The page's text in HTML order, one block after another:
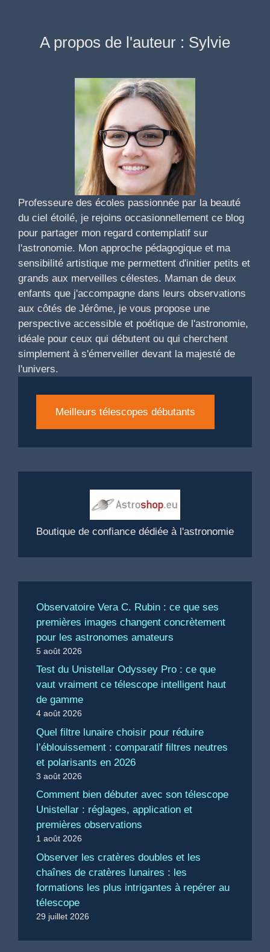
A propos de l'auteur : Sylvie
Professeure des écoles passionnée par la beauté
du ciel étoilé, je rejoins occasionnellement ce blog
pour partager mon regard contemplatif sur
l'astronomie. Mon approche pédagogique et ma
sensibilité artistique me permettent d'initier petits et
grands aux merveilles célestes. Maman de deux
enfants que j'accompagne dans leurs observations
aux côtés de Jérôme, je vous propose une
perspective accessible et poétique de l'astronomie,
idéale pour ceux qui débutent ou qui cherchent
simplement à s'émerveiller devant la majesté de
l'univers.
Meilleurs télescopes débutants
Boutique de confiance dédiée à l'astronomie
Observatoire Vera C. Rubin : ce que ses
premières images changent concrètement
pour les astronomes amateurs
5 août 2026
Test du Unistellar Odyssey Pro : ce que
vaut vraiment ce télescope intelligent haut
de gamme
4 août 2026
Quel filtre lunaire choisir pour réduire
l’éblouissement : comparatif filtres neutres
et polarisants en 2026
3 août 2026
Comment bien débuter avec son télescope
Unistellar : réglages, application et
premières observations
1 août 2026
Observer les cratères doubles et les
chaînes de cratères lunaires : les
formations les plus intrigantes à repérer au
télescope
29 juillet 2026